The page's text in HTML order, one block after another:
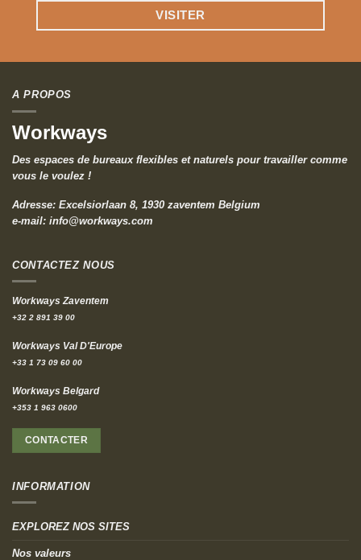
VISITER
A PROPOS
Workways
Des espaces de bureaux flexibles et naturels pour travailler comme
vous le voulez !
Adresse: Excelsiorlaan 8, 1930 zaventem Belgium
e-mail: info@workways.com
CONTACTEZ NOUS
Workways Zaventem
+32 2 891 39 00
Workways Val D'Europe
+33 1 73 09 60 00
Workways Belgard
+353 1 963 0600
CONTACTER
INFORMATION
EXPLOREZ NOS SITES
Nos valeurs